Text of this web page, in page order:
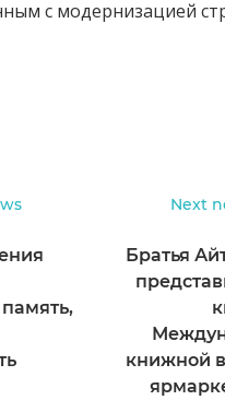
с модернизацией
Next
Братья
книжной